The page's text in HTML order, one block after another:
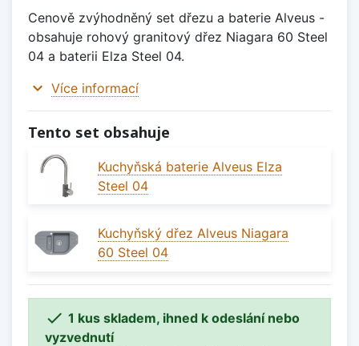
Cenově zvýhodněný set dřezu a baterie Alveus -
obsahuje rohový granitový dřez Niagara 60 Steel
04 a baterii Elza Steel 04.
expand_more Více informací
Tento set obsahuje
Kuchyňská baterie Alveus Elza
Steel 04
Kuchyňský dřez Alveus Niagara
60 Steel 04
 1 kus skladem, ihned k odeslání nebo
vyzvednutí